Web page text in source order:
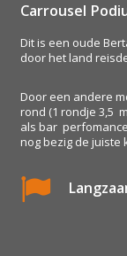
Carrousel
Dit is een oude
door het land
Door een andere
rond (1 rondje 3,5
als bar
nog bezig de